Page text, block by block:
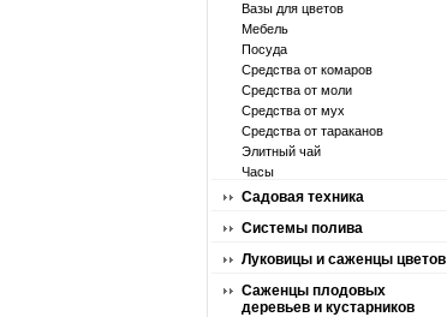
Вазы для цветов
Мебель
Посуда
Средства от комаров
Средства от моли
Средства от мух
Средства от тараканов
Элитный чай
Часы
Садовая техника
Системы полива
Луковицы и саженцы цветов
Саженцы плодовых
деревьев и кустарников